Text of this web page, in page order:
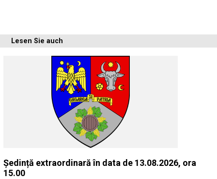
Lesen Sie auch
Ședință extraordinară în data de 13.08.2026, ora
15.00